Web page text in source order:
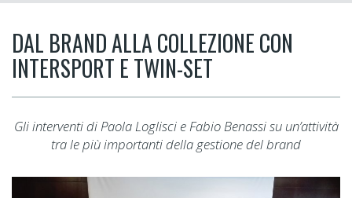
DAL BRAND ALLA COLLEZIONE CON
INTERSPORT E TWIN-SET
Gli interventi di Paola Loglisci e Fabio Benassi su un’attività
tra le più importanti della gestione del brand